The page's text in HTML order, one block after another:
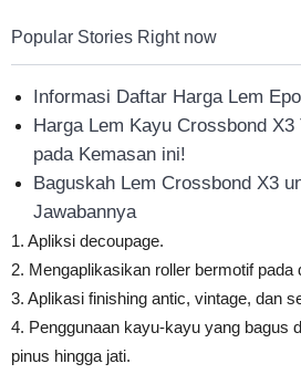
Popular Stories Right now
Informasi Daftar Harga Lem
Harga Lem Kayu Crossbond
pada Kemasan ini!
Baguskah Lem Crossbond X3
Jawabannya
1. Apliksi decoupage.
2. Mengaplikasikan roller bermotif pada
3. Aplikasi finishing antic, vintage, dan
4. Penggunaan kayu-kayu yang bagus
pinus hingga jati.